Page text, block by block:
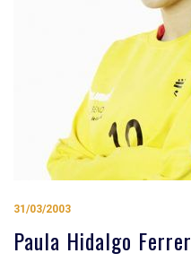
31/03/2003
Paula Hidalgo Ferrer